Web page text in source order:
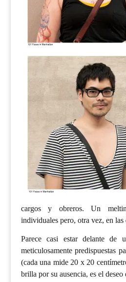
cargos y obreros. Un
individuales pero, otra vez, en las
Parece casi estar delante de
meticulosamente predispuestas
(cada una mide 20 x 20
brilla por su ausencia, es el